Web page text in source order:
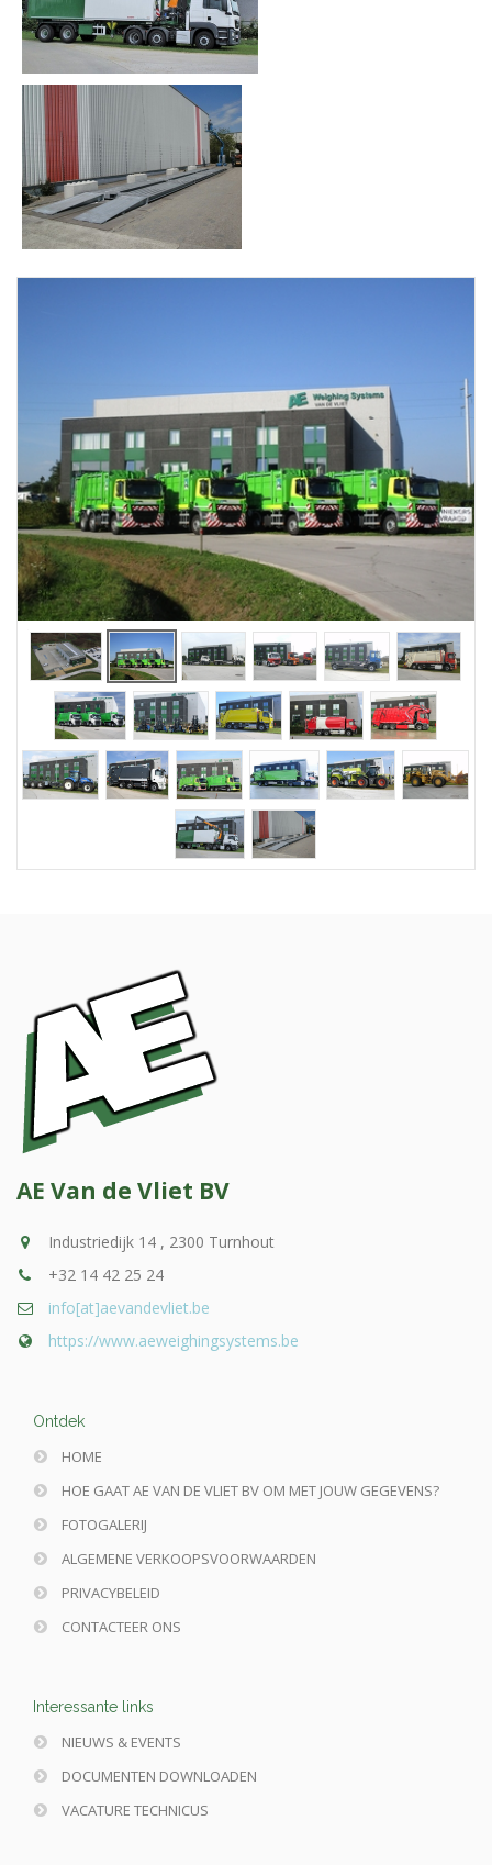
AE Van de Vliet BV
Industriedijk 14 , 2300 Turnhout
+32 14 42 25 24
info[at]aevandevliet.be
https://www.aeweighingsystems.be
Ontdek
HOME
HOE GAAT AE VAN DE VLIET BV OM MET JOUW GEGEVENS?
FOTOGALERIJ
ALGEMENE VERKOOPSVOORWAARDEN
PRIVACYBELEID
CONTACTEER ONS
Interessante links
NIEUWS & EVENTS
DOCUMENTEN DOWNLOADEN
VACATURE TECHNICUS